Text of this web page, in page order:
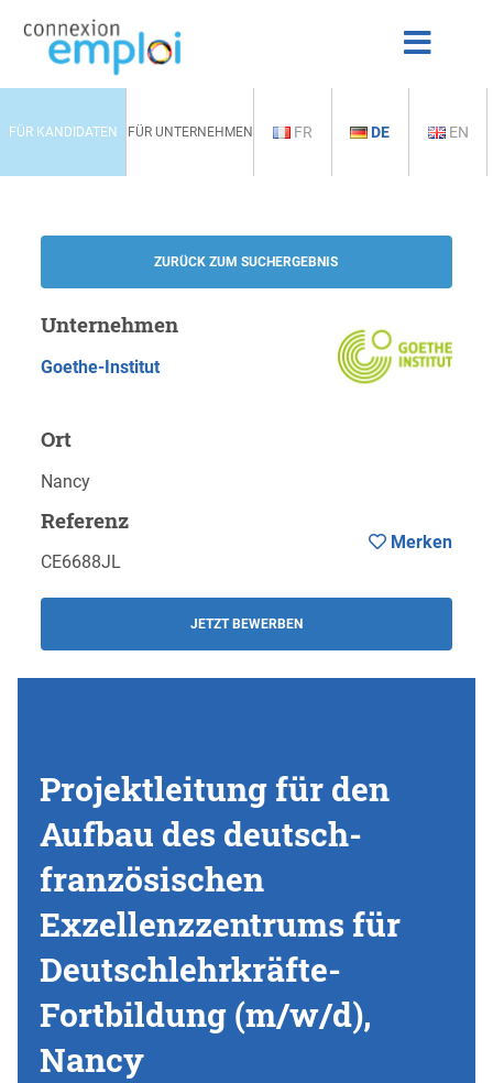
FÜR KANDIDATEN FÜR UNTERNEHMEN FR DE EN
ZURÜCK ZUM SUCHERGEBNIS
Unternehmen
Goethe-Institut
Ort
Nancy
Referenz
CE6688JL
JETZT BEWERBEN
Merken
Projektleitung für den
Aufbau des deutsch-
französischen
Exzellenzzentrums für
Deutschlehrkräfte-
Fortbildung (m/w/d),
Nancy